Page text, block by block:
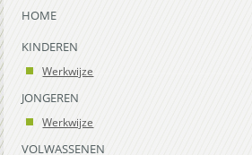
HOME
KINDEREN
Werkwijze
JONGEREN
Werkwijze
VOLWASSENEN